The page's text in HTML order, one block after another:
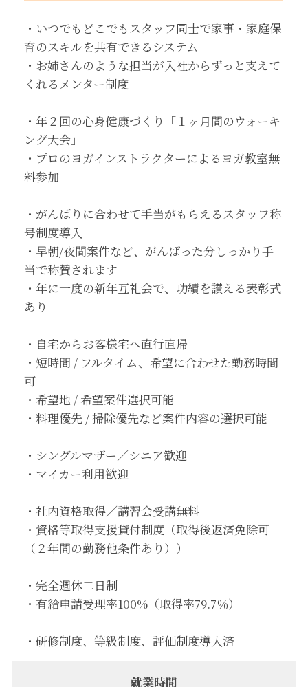
・いつでもどこでもスタッフ同士で家事・家庭保
育のスキルを共有できるシステム
・お姉さんのような担当が入社からずっと支えて
くれるメンター制度
・年２回の心身健康づくり「１ヶ月間のウォーキ
ング大会」
・プロのヨガインストラクターによるヨガ教室無
料参加
・がんばりに合わせて手当がもらえるスタッフ称
号制度導入
・早朝/夜間案件など、がんばった分しっかり手
当で称賛されます
・年に一度の新年互礼会で、功績を讃える表彰式
あり
・自宅からお客様宅へ直行直帰
・短時間 / フルタイム、希望に合わせた勤務時間
可
・希望地 / 希望案件選択可能
・料理優先 / 掃除優先など案件内容の選択可能
・シングルマザー／シニア歓迎
・マイカー利用歓迎
・社内資格取得／講習会受講無料
・資格等取得支援貸付制度（取得後返済免除可
（２年間の勤務他条件あり））
・完全週休二日制
・有給申請受理率100%（取得率79.7％）
・研修制度、等級制度、評価制度導入済
就業時間